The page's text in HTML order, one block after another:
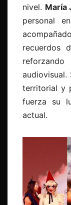
nivel. María
personal
recuerdos
territorial y
fuerza su
actual.